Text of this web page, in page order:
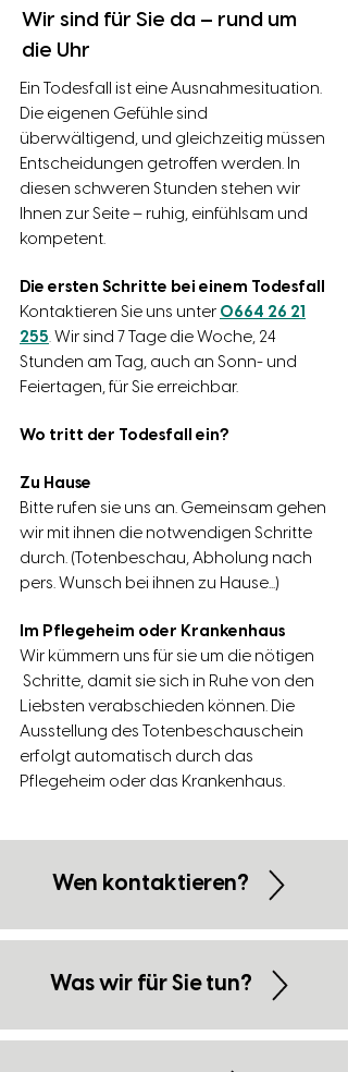
Wir sind für Sie da – rund um
die Uhr
Ein Todesfall ist eine Ausnahmesituation.
Die eigenen Gefühle sind
überwältigend, und gleichzeitig müssen
Entscheidungen getroffen werden. In
diesen schweren Stunden stehen wir
Ihnen zur Seite – ruhig, einfühlsam und
kompetent.
Die ersten Schritte bei einem Todesfall
Kontaktieren Sie uns unter 0664 26 21
255. Wir sind 7 Tage die Woche, 24
Stunden am Tag, auch an Sonn- und
Feiertagen, für Sie erreichbar.
Wo tritt der Todesfall ein?
Zu Hause
Bitte rufen sie uns an. Gemeinsam gehen
wir mit ihnen die notwendigen Schritte
durch. (Totenbeschau, Abholung nach
pers. Wunsch bei ihnen zu Hause...)
Im Pflegeheim oder Krankenhaus
Wir kümmern uns für sie um die nötigen
Schritte, damit sie sich in Ruhe von den
Liebsten verabschieden können. Die
Ausstellung des Totenbeschauschein
erfolgt automatisch durch das
Pflegeheim oder das Krankenhaus.
Wen kontaktieren?
Was wir für Sie tun?